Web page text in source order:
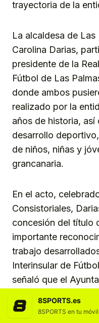
trayectoria de la
La alcaldesa de Las
Carolina Darias,
presidente de la
Fútbol de Las
donde ambos
realizado por la
años de historia, así
desarrollo
de niños, niñas y
grancanaria.
En el acto,
Consistoriales,
concesión del título
importante
trabajo
Interinsular de
señaló que el
querido sumarse a
reconocer “el
8SPORTS.es
8SPORTS en tu